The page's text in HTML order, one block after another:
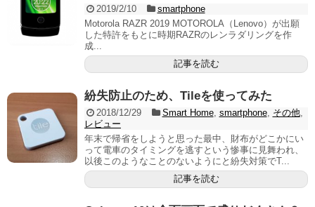
2019/2/10
smartphone
Motorola RAZR 2019 MOTOROLA（Lenovo）が出願
した特許をもとに時期RAZRのレンラダリングを作
成...
記事を読む
紛失防止のため、Tileを使ってみた
2018/12/29 Smart Home, smartphone, その他,
レビュー
年末で帰省をしようと思った最中、財布がどこかにい
って電車のタイミングを逃すという惨事に見舞われ、
以後このようなことのないようにと紛失対策でT...
記事を読む